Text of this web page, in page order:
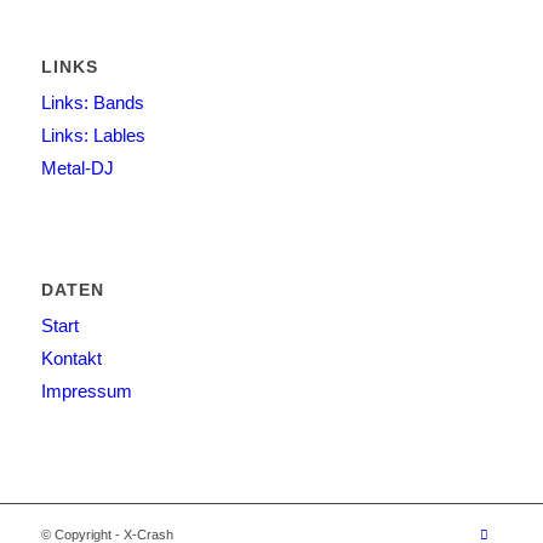
LINKS
Links: Bands
Links: Lables
Metal-DJ
DATEN
Start
Kontakt
Impressum
© Copyright - X-Crash